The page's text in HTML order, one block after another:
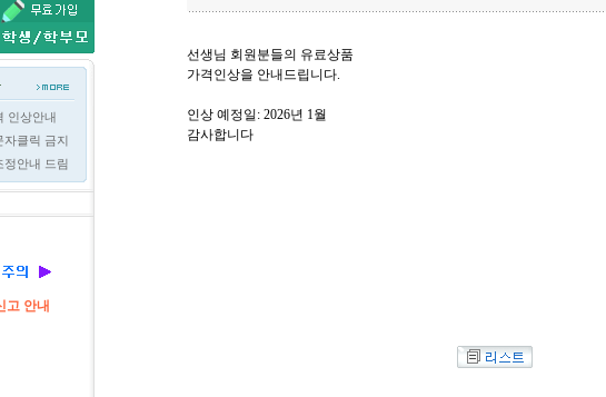
인상안내
자클릭 금지
정안내 드림
고 안내
선생님 회원분들의 유료상품
가격인상을 안내드립니다.
인상 예정일: 2026년 1월
감사합니다